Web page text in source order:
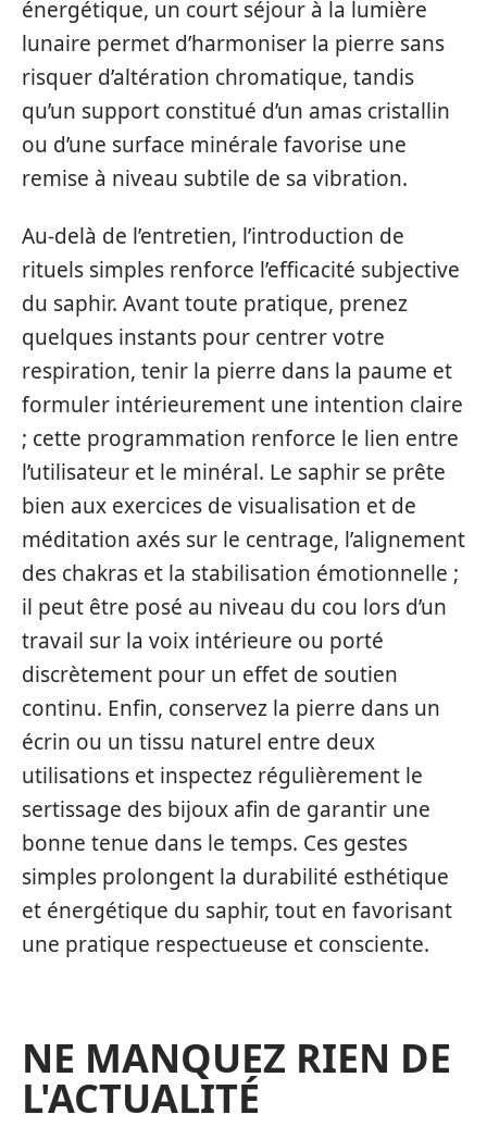
énergétique, un court séjour à la lumière
lunaire permet d’harmoniser la pierre sans
risquer d’altération chromatique, tandis
qu’un support constitué d’un amas cristallin
ou d’une surface minérale favorise une
remise à niveau subtile de sa vibration.
Au-delà de l’entretien, l’introduction de
rituels simples renforce l’efficacité subjective
du saphir. Avant toute pratique, prenez
quelques instants pour centrer votre
respiration, tenir la pierre dans la paume et
formuler intérieurement une intention claire
; cette programmation renforce le lien entre
l’utilisateur et le minéral. Le saphir se prête
bien aux exercices de visualisation et de
méditation axés sur le centrage, l’alignement
des chakras et la stabilisation émotionnelle ;
il peut être posé au niveau du cou lors d’un
travail sur la voix intérieure ou porté
discrètement pour un effet de soutien
continu. Enfin, conservez la pierre dans un
écrin ou un tissu naturel entre deux
utilisations et inspectez régulièrement le
sertissage des bijoux afin de garantir une
bonne tenue dans le temps. Ces gestes
simples prolongent la durabilité esthétique
et énergétique du saphir, tout en favorisant
une pratique respectueuse et consciente.
NE MANQUEZ RIEN DE
L'ACTUALITÉ